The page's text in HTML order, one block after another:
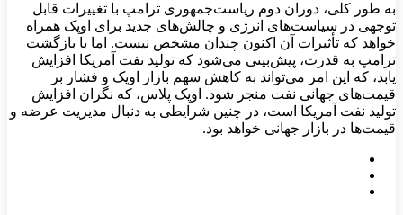
به طور کلی، دوران دوم ریاست‌جمهوری ترامپ با تغییرات قابل
توجهی در سیاست‌های انرژی و چالش‌های جدید برای اوپک همراه
خواهد که تأثیرات آن اکنون چندان مشخص نیست. اما با بازگشت
ترامپ به قدرت، پیش‌بینی می‌شود که تولید نفت آمریکا افزایش
یابد، که این امر می‌تواند به کاهش سهم بازار اوپک و فشار بر
قیمت‌های جهانی نفت منجر شود. اوپک پلاس، که نگران افزایش
تولید نفت آمریکا است، در چنین شرایطی به دنبال مدیریت عرضه و
قیمت‌ها در بازار جهانی خواهد بود.